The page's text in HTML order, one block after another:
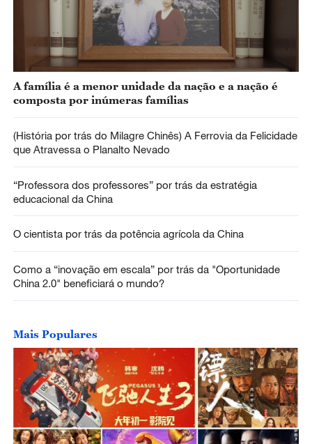
A família é a menor unidade da nação e a nação é
composta por inúmeras famílias
(História por trás do Milagre Chinês) A Ferrovia da Felicidade
que Atravessa o Planalto Nevado
“Professora dos professores” por trás da estratégia
educacional da China
O cientista por trás da potência agrícola da China
Como a “inovação em escala” por trás da "Oportunidade
China 2.0" beneficiará o mundo?
Mais Populares